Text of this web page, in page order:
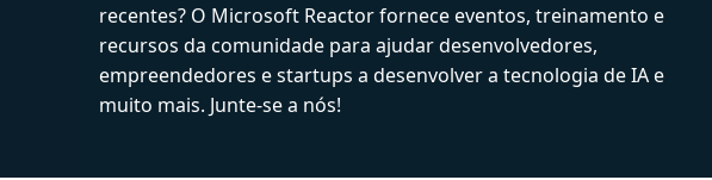
recentes? O Microsoft Reactor fornece eventos, treinamento e
recursos da comunidade para ajudar desenvolvedores,
empreendedores e startups a desenvolver a tecnologia de IA e
muito mais. Junte-se a nós!